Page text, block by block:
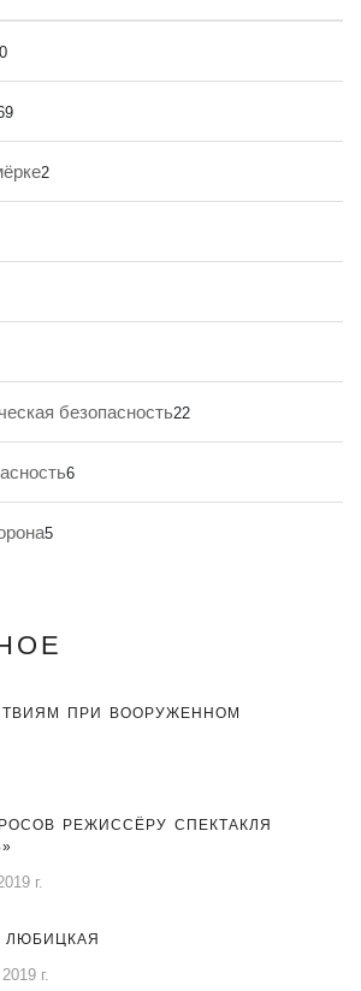
2
безопасность22
6
5
ПРИ ВООРУЖЕННОМ
РЕЖИССЁРУ СПЕКТАКЛЯ
г.
ЛЮБИЦКАЯ
г.